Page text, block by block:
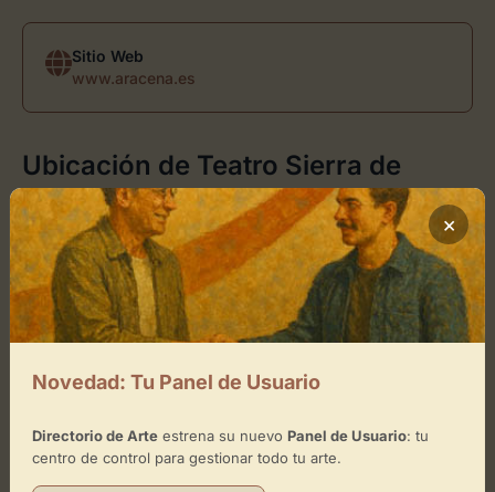
Sitio Web
www.aracena.es
Ubicación de Teatro Sierra de
Aracena
Cómo llegar
+
×
Novedad: Tu Panel de Usuario
Directorio de Arteestrena su nuevo Panel de Usuario: tu
centro de control para gestionar todo tu arte.